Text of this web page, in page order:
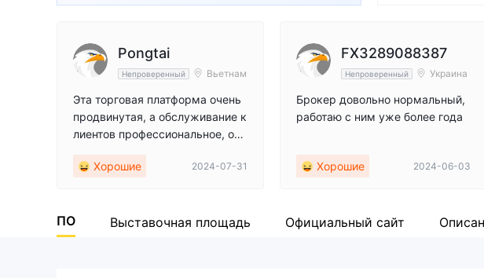
Pongtai
Непроверенный Вьетнам
Эта торговая платформа очень
продвинутая, а обслуживание к
лиентов профессиональное, оче
Хорошие
2024-07-31
FX3289088387
Непроверенный Украина
Брокер довольно нормальный,
работаю с ним уже более года
Хорошие 2024-06-03
ПО Выставочная площадь Официальный сайт